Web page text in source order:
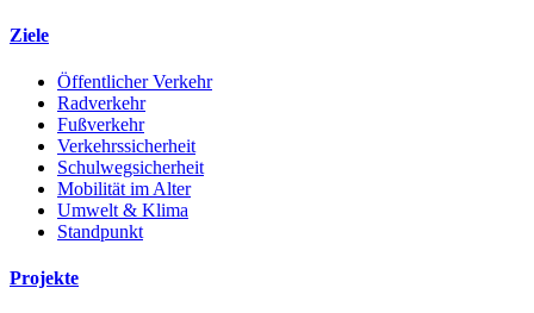
Ziele
Öffentlicher Verkehr
Radverkehr
Fußverkehr
Verkehrssicherheit
Schulwegsicherheit
Mobilität im Alter
Umwelt & Klima
Standpunkt
Projekte